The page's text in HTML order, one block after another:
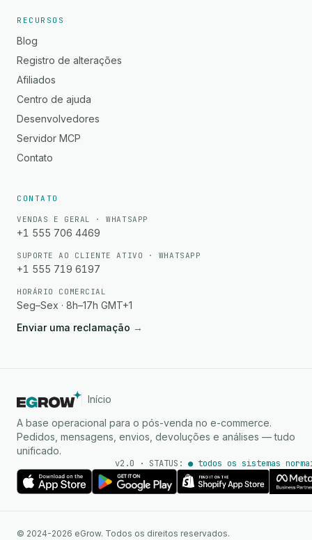
RECURSOS
Blog
Registro de alterações
Afiliados
Centro de ajuda
Desenvolvedores
Servidor MCP
Contato
CONTATO
VENDAS E GERAL · WHATSAPP
+1 555 706 4469
SUPORTE AO CLIENTE ATIVO · WHATSAPP
+1 555 719 6197
HORÁRIO COMERCIAL
Seg–Sex · 8h–17h GMT+1
Enviar uma reclamação →
Início
A base operacional para o pós-venda no e-commerce.
Pedidos, mensagens, envios, devoluções e análises — tudo
unificado.
v2.0 · STATUS: ● todos os sistemas
© 2024-2026 eGrow. Todos os direitos reservados.
WhatsApp